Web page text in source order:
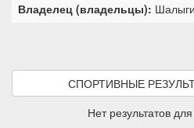
Владелец (владельцы):
СПОРТИВНЫЕ
Нет результатов